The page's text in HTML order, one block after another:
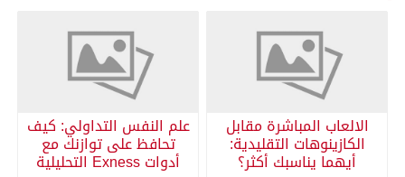
الالعاب المباشرة مقابل
الكازينوهات التقليدية:
أيهما يناسبك أكثر؟
علم النفس التداولي: كيف
تحافظ على توازنك مع
أدوات Exness التحليلية